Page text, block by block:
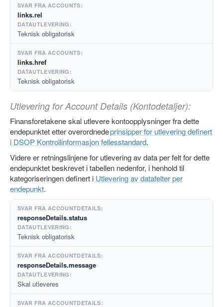
links.rel
Teknisk obligatorisk
links.href
Teknisk obligatorisk
Utlevering for Account Details (Kontodetaljer):
Finansforetakene skal utlevere kontoopplysninger fra dette
endepunktet etter overordnedeprinsipper for utlevering definert
i DSOP Kontrollinformasjon fellesstandard.
Videre er retningslinjene for utlevering av data per felt for dette
endepunktet beskrevet i tabellen nedenfor, i henhold til
kategoriseringen definert i Utlevering av datafelter per
endepunkt.
responseDetails.status
Teknisk obligatorisk
responseDetails.message
Skal utleveres